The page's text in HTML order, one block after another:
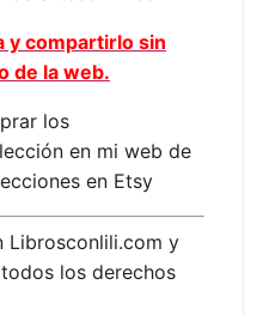
y compartirlo sin
de la web.
los
en mi web de
en Etsy
Librosconlili.com y
los derechos